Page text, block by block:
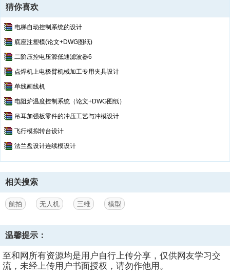
猜你喜欢
电梯自动控制系统的设计
底座注塑模(论文+DWG图纸)
二阶压控电压源低通滤波器6
点焊机上电极臂机械加工专用夹具设计
单线画线机
电阻炉温度控制系统（论文+DWG图纸）
吊耳加强板零件的冲压工艺与冲模设计
飞行模拟转台设计
法兰盘设计连续模设计
相关搜索
航拍 无人机 三维 模型
温馨提示：
至和网所有资源均是用户自行上传分享，仅供网友学习交
流，未经上传用户书面授权，请勿作他用。